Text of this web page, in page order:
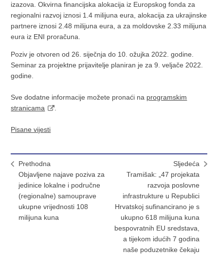
izazova. Okvirna financijska alokacija iz Europskog fonda za
regionalni razvoj iznosi 1.4 milijuna eura, alokacija za ukrajinske
partnere iznosi 2.48 milijuna eura, a za moldovske 2.33 milijuna
eura iz ENI proračuna.
Poziv je otvoren od 26. siječnja do 10. ožujka 2022. godine.
Seminar za projektne prijavitelje planiran je za 9. veljače 2022.
godine.
Sve dodatne informacije možete pronaći na programskim
stranicama
Pisane vijesti
Prethodna
Objavljene najave poziva za
jedinice lokalne i područne
(regionalne) samouprave
ukupne vrijednosti 108
milijuna kuna
Sljedeća
Tramišak: „47 projekata
razvoja poslovne
infrastrukture u Republici
Hrvatskoj sufinancirano je s
ukupno 618 milijuna kuna
bespovratnih EU sredstava,
a tijekom idućih 7 godina
naše poduzetnike čekaju